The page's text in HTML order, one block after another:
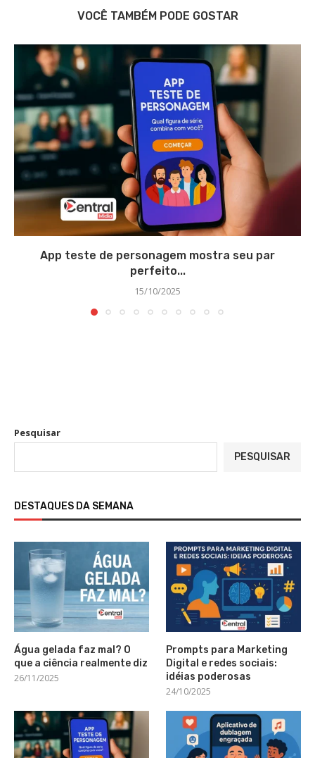
VOCÊ TAMBÉM PODE GOSTAR
App teste de personagem mostra seu par
perfeito...
15/10/2025
Pesquisar
PESQUISAR
DESTAQUES DA SEMANA
Água gelada faz mal? O
que a ciência realmente diz
26/11/2025
Prompts para Marketing
Digital e redes sociais:
idéias poderosas
24/10/2025